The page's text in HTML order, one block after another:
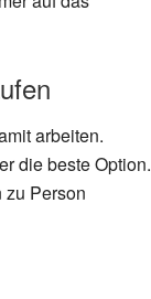
arbeiten.
die beste Option.
Person